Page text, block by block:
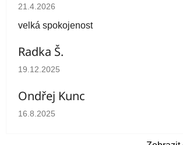
Hodnocení obchodu je 5 z 5 hvězdiček.
21.4.2026
velká spokojenost
Radka Š.
Hodnocení obchodu je 5 z 5 hvězdiček.
19.12.2025
Ondřej Kunc
Hodnocení obchodu je 5 z 5 hvězdiček.
16.8.2025